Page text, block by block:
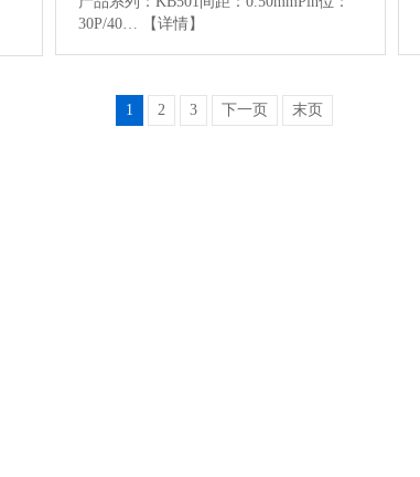
30P/40…
【详情】
1 2 3 下一页 末页